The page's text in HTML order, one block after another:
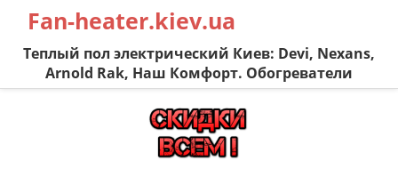
Fan-heater.kiev.ua
Теплый пол электрический Киев: Devi, Nexans,
Arnold Rak, Наш Комфорт. Обогреватели